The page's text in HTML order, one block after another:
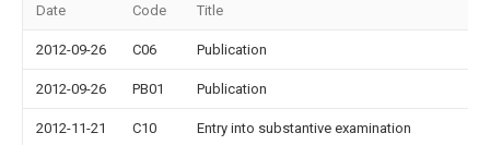
Date Code Title
2012-09-26 C06 Publication
2012-09-26 PB01 Publication
2012-11-21 C10 Entry into substantive examination